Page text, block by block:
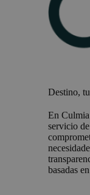
Destino,
En
servicio
basadas